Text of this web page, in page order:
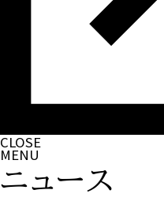
CLOSE
MENU
ニュース